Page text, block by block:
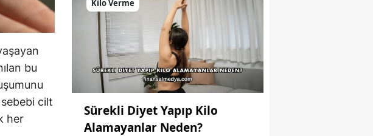
bu
sebebi cilt
her
Kilo Verme
Sürekli Diyet Yapıp Kilo
Alamayanlar Neden?